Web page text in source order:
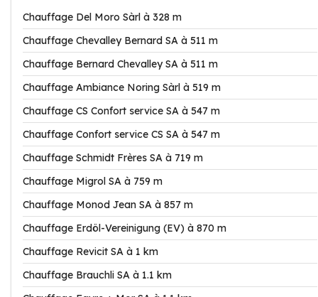
Chauffage Del Moro Sàrl à 328 m
Chauffage Chevalley Bernard SA à 511 m
Chauffage Bernard Chevalley SA à 511 m
Chauffage Ambiance Noring Sàrl à 519 m
Chauffage CS Confort service SA à 547 m
Chauffage Confort service CS SA à 547 m
Chauffage Schmidt Frères SA à 719 m
Chauffage Migrol SA à 759 m
Chauffage Monod Jean SA à 857 m
Chauffage Erdöl-Vereinigung (EV) à 870 m
Chauffage Revicit SA à 1 km
Chauffage Brauchli SA à 1.1 km